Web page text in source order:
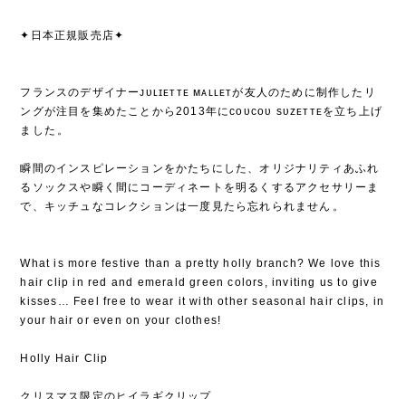
✦日本正規販売店✦
フランスのデザイナーᴊᴜʟɪᴇᴛᴛᴇ ᴍᴀʟʟᴇᴛが友人のために制作したリ
ングが注目を集めたことから2013年にᴄᴏᴜᴄᴏᴜ sᴜᴢᴇᴛᴛᴇを立ち上げ
ました⁡。
瞬間のインスピレーションをかたちにした、オリジナリティあふれ
るソックスや瞬く間にコーディネートを明るくするアクセサリーま
で、キッチュなコレクションは一度見たら忘れられません⁡。
What is more festive than a pretty holly branch? We love this
hair clip in red and emerald green colors, inviting us to give
kisses… Feel free to wear it with other seasonal hair clips, in
your hair or even on your clothes!
Holly Hair Clip
クリスマス限定のヒイラギクリップ